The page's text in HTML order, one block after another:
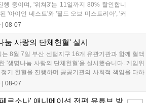
행 중이며, '위쳐3'는 11일까지 80% 할인합니
'아이언 네스트'와 '필드 오브 미스트리아', '커
고 있습니다. 한편, 7일 출시된 '마블 투혼'은
스트리콘: 와일드랜드'는 7년 만의 대규모 업
츠'와 함께 95% 할인 중입니다....
08-07
눔 사랑의 단체헌혈' 실시
8월 7일 부산 센텀지구 16개 유관기관과 함께 혈액
'생명나눔 사랑의 단체헌혈'을 실시했습니다. 게임위
기 헌혈을 진행하며 공공기관의 사회적 책임을 다하
사에는 영화진흥위원회 등 14개 기관 임직원이 동참
한 모든 임직원에게 감사의 뜻을 전하며 헌혈 문화
08-07
르소나' 애니메이션 전편 유튜브 방